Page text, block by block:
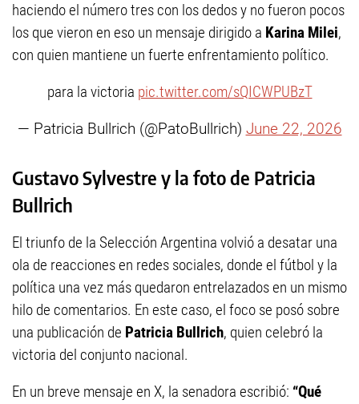
haciendo el número tres con los dedos y no fueron pocos
los que vieron en eso un mensaje dirigido a Karina Milei,
con quien mantiene un fuerte enfrentamiento político.
para la victoria pic.twitter.com/sQICWPUBzT
— Patricia Bullrich (@PatoBullrich) June 22, 2026
Gustavo Sylvestre y la foto de Patricia
Bullrich
El triunfo de la Selección Argentina volvió a desatar una
ola de reacciones en redes sociales, donde el fútbol y la
política una vez más quedaron entrelazados en un mismo
hilo de comentarios. En este caso, el foco se posó sobre
una publicación de Patricia Bullrich, quien celebró la
victoria del conjunto nacional.
En un breve mensaje en X, la senadora escribió: “Qué